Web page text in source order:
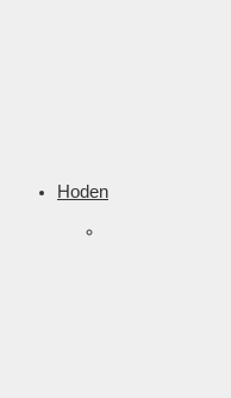
Hoden